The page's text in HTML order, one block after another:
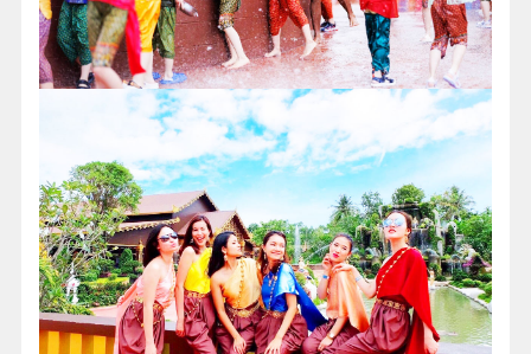
的文化表演，更讓遊客了解以佛教立國的文化底蘊，
另外更可以在此品嚐到時令水果，保證讓您不虛此
行。